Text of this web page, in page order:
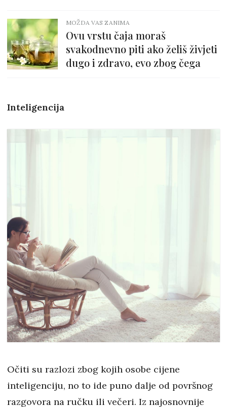
MOŽDA VAS ZANIMA
Ovu vrstu čaja moraš
svakodnevno piti ako želiš živjeti
dugo i zdravo, evo zbog čega
Inteligencija
Očiti su razlozi zbog kojih osobe cijene
inteligenciju, no to ide puno dalje od površnog
razgovora na ručku ili večeri. Iz najosnovnije